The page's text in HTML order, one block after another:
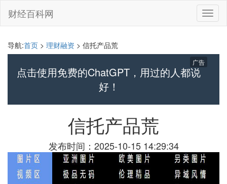
切
换
财经百科网
导航:首页 > 理财融资 > 信托产品荒
点击使用免费的ChatGPT，用过的人都说
好！
广告
信托产品荒
发布时间：2025-10-15 14:29:34